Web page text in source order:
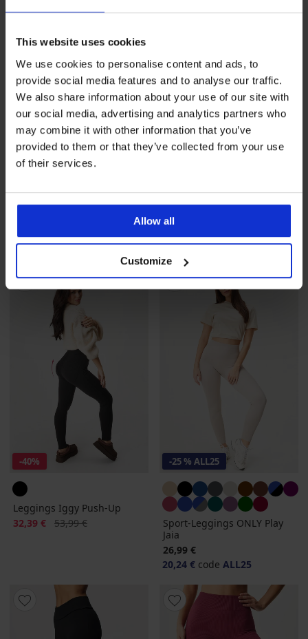
This website uses cookies
We use cookies to personalise content and ads, to
provide social media features and to analyse our traffic.
We also share information about your use of our site with
our social media, advertising and analytics partners who
may combine it with other information that you’ve
provided to them or that they’ve collected from your use
of their services.
Allow all
Customize
-30%
29,39 € 41,99 €
-25 % ALL25
Sport-Leggings ONLY Play
26,99 €
-40%
Leggings Iggy Push-Up
Rabatt
32,39 € Alter Preis
53,99 €
-25 % ALL25
Sport-Leggings ONLY Play
Jaia
26,99 €
20,24 € code ALL25